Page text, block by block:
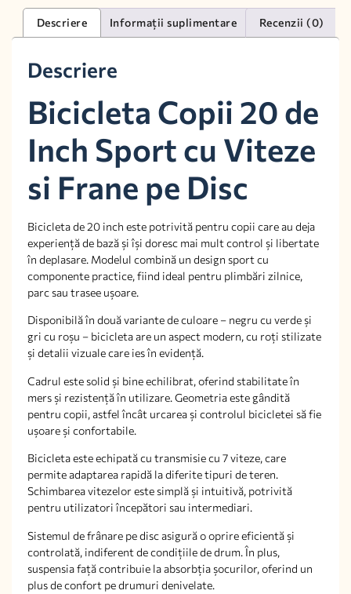
Descriere Informații suplimentare Recenzii (0)
Descriere
Bicicleta Copii 20 de
Inch Sport cu Viteze
si Frane pe Disc
Bicicleta de 20 inch este potrivită pentru copii care au deja
experiență de bază și își doresc mai mult control și libertate
în deplasare. Modelul combină un design sport cu
componente practice, fiind ideal pentru plimbări zilnice,
parc sau trasee ușoare.
Disponibilă în două variante de culoare – negru cu verde și
gri cu roșu – bicicleta are un aspect modern, cu roți stilizate
și detalii vizuale care ies în evidență.
Cadrul este solid și bine echilibrat, oferind stabilitate în
mers și rezistență în utilizare. Geometria este gândită
pentru copii, astfel încât urcarea și controlul bicicletei să fie
ușoare și confortabile.
Bicicleta este echipată cu transmisie cu 7 viteze, care
permite adaptarea rapidă la diferite tipuri de teren.
Schimbarea vitezelor este simplă și intuitivă, potrivită
pentru utilizatori începători sau intermediari.
Sistemul de frânare pe disc asigură o oprire eficientă și
controlată, indiferent de condițiile de drum. În plus,
suspensia față contribuie la absorbția șocurilor, oferind un
plus de confort pe drumuri denivelate.